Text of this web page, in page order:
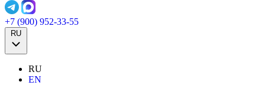
+7 (900) 952-33-55
RU
RU
EN